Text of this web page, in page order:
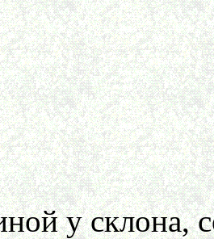
у склона,